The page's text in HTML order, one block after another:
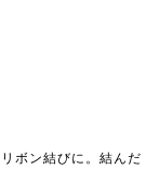
ボン結びに。結んだ